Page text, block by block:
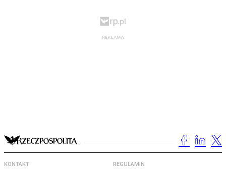
KONTAKT REGULAMIN